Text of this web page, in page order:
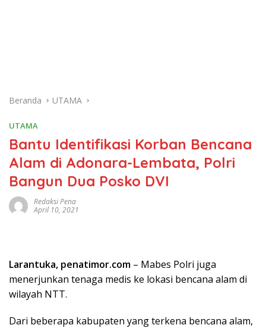
Beranda UTAMA
UTAMA
Bantu Identifikasi Korban Bencana
Alam di Adonara-Lembata, Polri
Bangun Dua Posko DVI
Redaksi Pena
April 10, 2021
Larantuka, penatimor.com – Mabes Polri juga
menerjunkan tenaga medis ke lokasi bencana alam di
wilayah NTT.
Dari beberapa kabupaten yang terkena bencana alam,